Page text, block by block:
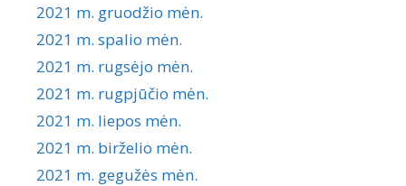
2021 m. gruodžio mėn.
2021 m. spalio mėn.
2021 m. rugsėjo mėn.
2021 m. rugpjūčio mėn.
2021 m. liepos mėn.
2021 m. birželio mėn.
2021 m. gegužės mėn.